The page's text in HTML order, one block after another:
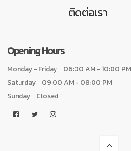
ติดต่อเรา
Opening Hours
Monday - Friday
06:00 AM - 10:00 PM
Saturday
09:00 AM - 08:00 PM
Sunday
Closed